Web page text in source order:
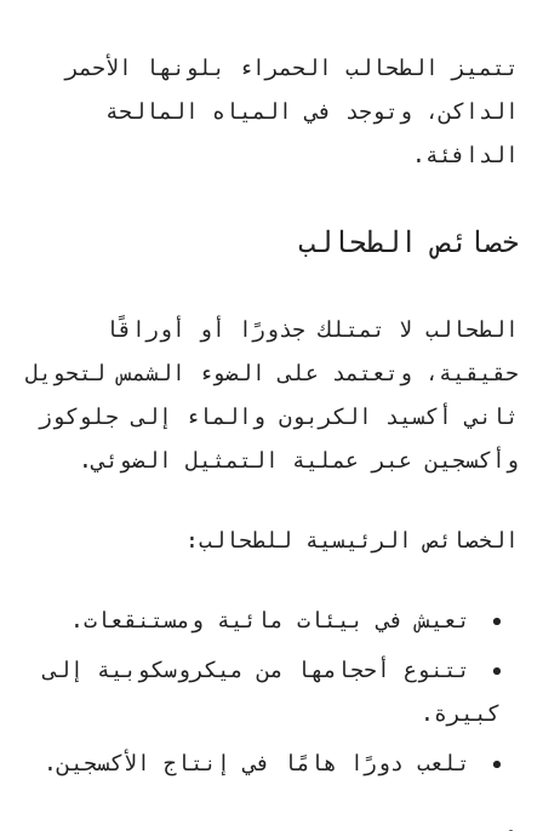
تتميز الطحالب الحمراء بلونها الأحمر
الداكن، وتوجد في المياه المالحة
الدافئة.
خصائص الطحالب
الطحالب لا تمتلك جذورًا أو أوراقًا
حقيقية، وتعتمد على الضوء الشمس لتحويل
ثاني أكسيد الكربون والماء إلى جلوكوز
وأكسجين عبر عملية التمثيل الضوئي.
الخصائص الرئيسية للطحالب:
تعيش في بيئات مائية ومستنقعات.
تتنوع أحجامها من ميكروسكوبية إلى
كبيرة.
تلعب دورًا هامًا في إنتاج الأكسجين.